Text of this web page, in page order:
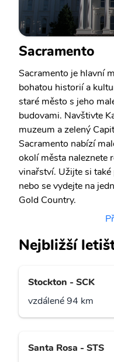
Sacramento
Sacramento je hlavní
bohatou historií a
staré město s jeho
budovami. Navštivte
muzeum a zelený
Sacramento nabízí
okolí města naleznete
vinařství. Užijte si
nebo se vydejte na
Gold Country.
Nejbližší
Stockton - SCK
vzdálené 94 km
Santa Rosa - STS